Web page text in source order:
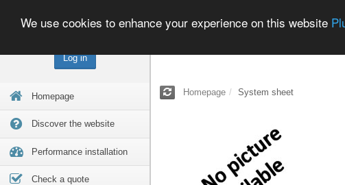
Log in
Homepage
Discover the website
Performance installation
Check a quote
We use cookies to enhance your experience on this website
Homepage System sheet